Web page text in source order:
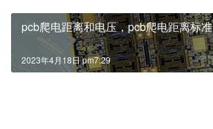
pcb爬电距离和电压，pcb爬电距离标准
2023年4月18日 pm7:29